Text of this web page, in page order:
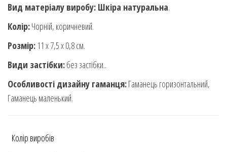
Вид матеріалу виробу: Шкіра натуральна.
Колір:Чорній, коричневий.
Розмір: 11 х 7,5 х 0,8 см.
Види застібки:без застібки..
Особливості дизайну гаманця:Гаманець горизонтальний,
Гаманець маленький.
Колір виробів